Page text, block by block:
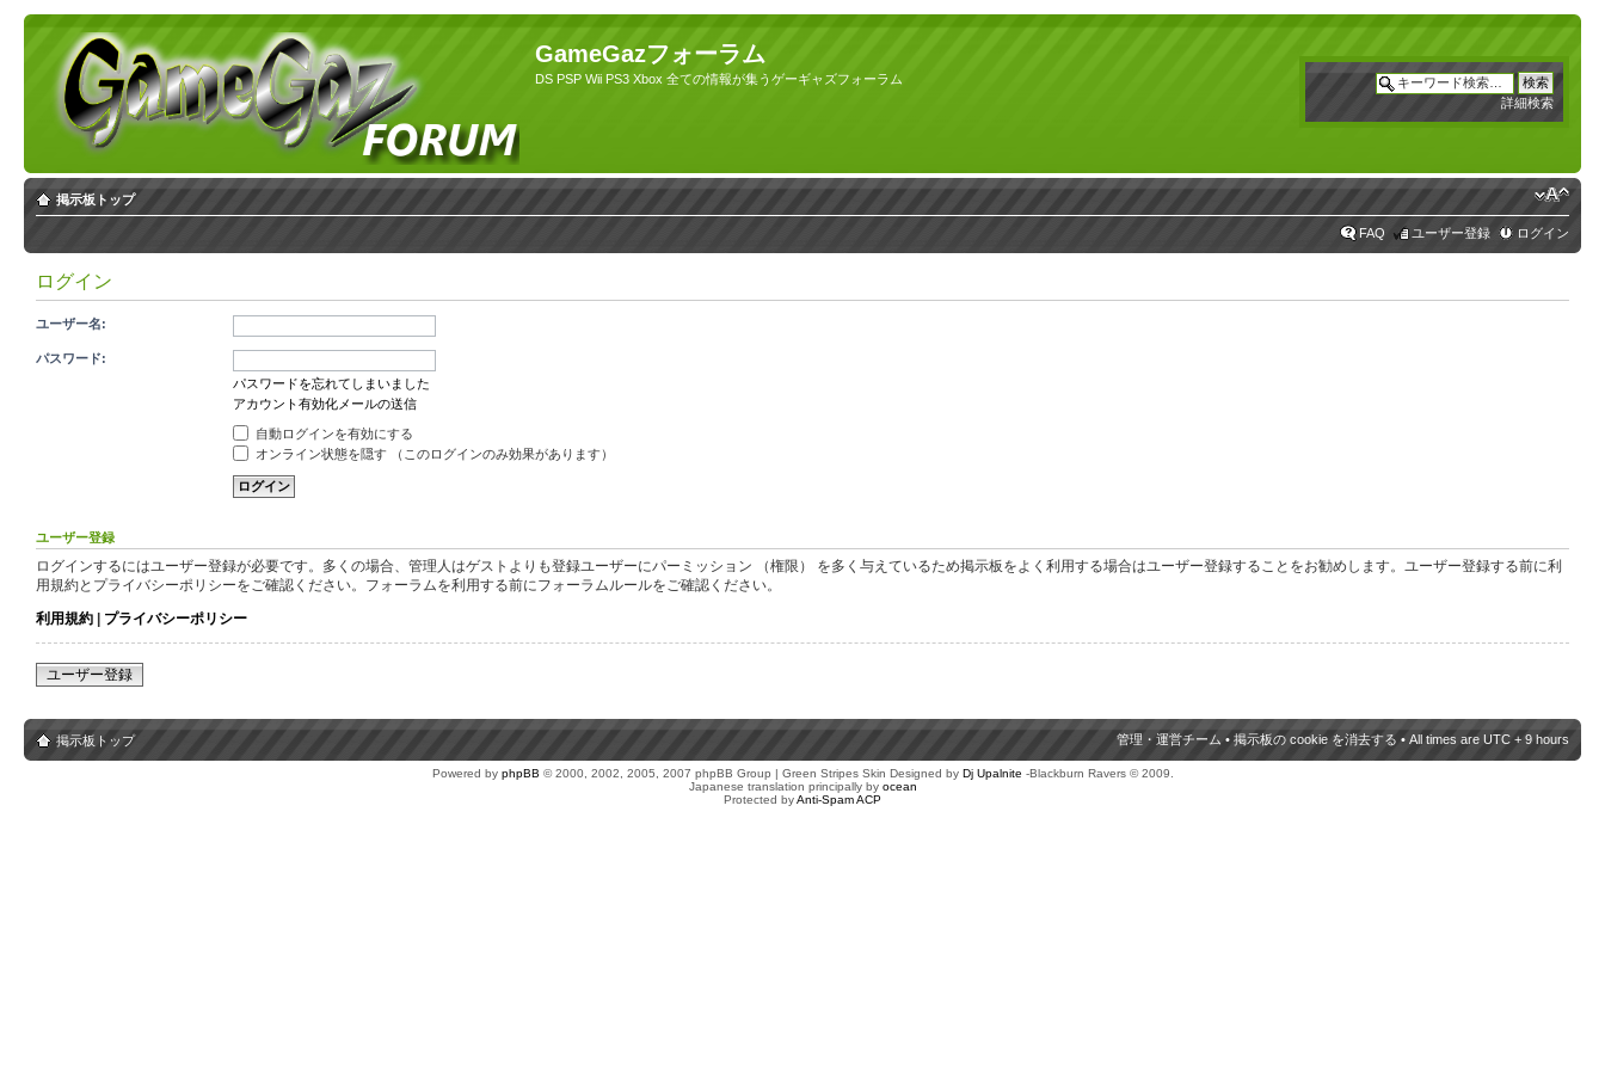
GameGazフォーラム
DS PSP Wii PS3 Xbox 全ての情報が集うゲーギャズフォーラム
詳細検索
掲示板トップ
FAQ ユーザー登録 ログイン
ログイン
ユーザー名:
パスワード:
パスワードを忘れてしまいました
アカウント有効化メールの送信
自動ログインを有効にする
オンライン状態を隠す （このログインのみ効果があります）
ユーザー登録
ログインするにはユーザー登録が必要です。多くの場合、管理人はゲストよりも登録ユーザーにパーミッション （権限） を多く与えているため掲示板をよく利用する場合はユーザー登録することをお勧めします。ユーザー登録する前に利
用規約とプライバシーポリシーをご確認ください。フォーラムを利用する前にフォーラムルールをご確認ください。
利用規約 | プライバシーポリシー
ユーザー登録
掲示板トップ 管理・運営チーム • 掲示板の cookie を消去する • All times are UTC + 9 hours
Powered by phpBB © 2000, 2002, 2005, 2007 phpBB Group | Green Stripes Skin Designed by Dj Upalnite -Blackburn Ravers © 2009.
Japanese translation principally by ocean
Protected byAnti-Spam ACP